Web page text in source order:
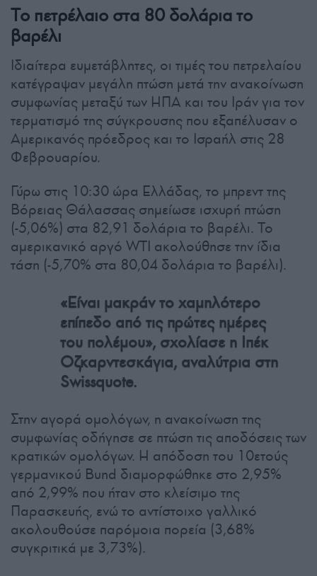
Το πετρέλαιο στα 80 δολάρια το
βαρέλι
Ιδιαίτερα ευμετάβλητες, οι τιμές του πετρελαίου
κατέγραψαν μεγάλη πτώση μετά την ανακοίνωση
συμφωνίας μεταξύ των ΗΠΑ και του Ιράν για τον
τερματισμό της σύγκρουσης που εξαπέλυσαν ο
Αμερικανός πρόεδρος και το Ισραήλ στις 28
Φεβρουαρίου.
Γύρω στις 10:30 ώρα Ελλάδας, το μπρεντ της
Βόρειας Θάλασσας σημείωσε ισχυρή πτώση
(-5,06%) στα 82,91 δολάρια το βαρέλι. Το
αμερικανικό αργό WTI ακολούθησε την ίδια
τάση (-5,70% στα 80,04 δολάρια το βαρέλι).
«Είναι μακράν το χαμηλότερο
επίπεδο από τις πρώτες ημέρες
του πολέμου», σχολίασε η Ιπέκ
Οζκαρντεσκάγια, αναλύτρια στη
Swissquote.
Στην αγορά ομολόγων, η ανακοίνωση της
συμφωνίας οδήγησε σε πτώση τις αποδόσεις των
κρατικών ομολόγων. Η απόδοση του 10ετούς
γερμανικού Bund διαμορφώθηκε στο 2,95%
από 2,99% που ήταν στο κλείσιμο της
Παρασκευής, ενώ το αντίστοιχο γαλλικό
ακολουθούσε παρόμοια πορεία (3,68%
συγκριτικά με 3,73%).